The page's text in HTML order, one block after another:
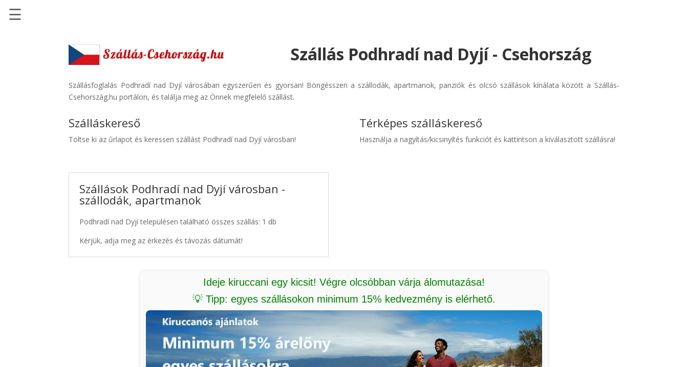
Szállásinfo.eu
pénzvisszatérítéssel
Autóbérlés
☰
Szállás Podhradí nad Dyjí - Csehország
Szállásfoglalás Podhradí nad Dyjí városában egyszerűen és gyorsan! Böngésszen a szállodák, apartmanok, panziók és olcsó szállások kínálata között a Szállás-
Csehország.hu portálon, és találja meg az Önnek megfelelő szállást.
Szálláskereső
Töltse ki az űrlapot és keressen szállást Podhradí nad Dyjí városban!
Szállások Podhradí nad Dyjí városban -
szállodák, apartmanok
Podhradí nad Dyjí településen található összes szállás: 1 db
Kérjük, adja meg az érkezés és távozás dátumát!
Térképes szálláskereső
Használja a nagyítás/kicsinyítés funkciót és kattintson a kiválasztott szállásra!
Ideje kiruccani egy kicsit! Végre olcsóbban várja álomutazása!
💡 Tipp: egyes szállásokon minimum 15% kedvezmény is elérhető.